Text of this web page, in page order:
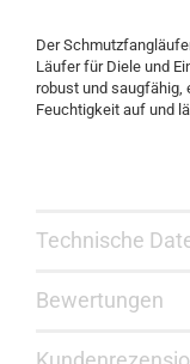
Der
Läufer für Diele und
robust und saugfähig,
Feuchtigkeit auf und
Technische
Bewertungen